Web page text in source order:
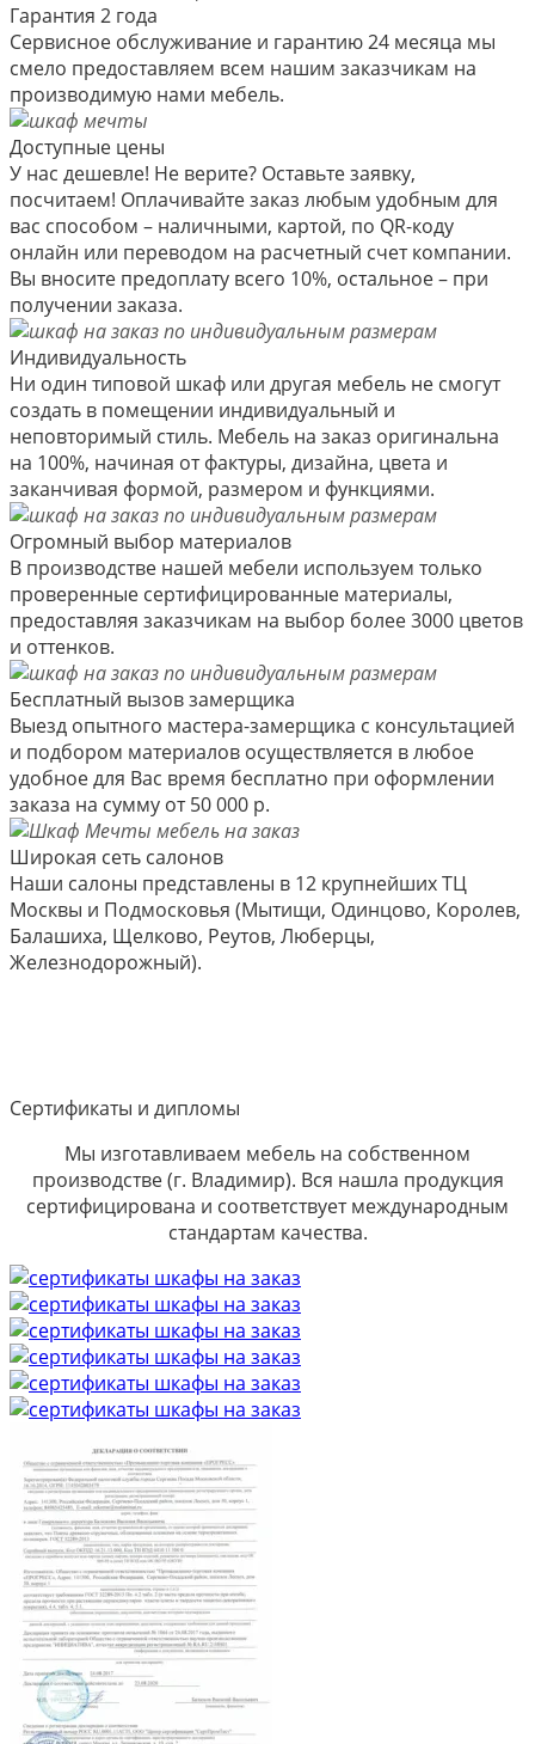
Гарантия 2 года
Сервисное обслуживание и гарантию 24 месяца мы
смело предоставляем всем нашим заказчикам на
производимую нами мебель.
Доступные цены
У нас дешевле! Не верите? Оставьте заявку,
посчитаем! Оплачивайте заказ любым удобным для
вас способом – наличными, картой, по QR-коду
онлайн или переводом на расчетный счет компании.
Вы вносите предоплату всего 10%, остальное – при
получении заказа.
Индивидуальность
Ни один типовой шкаф или другая мебель не смогут
создать в помещении индивидуальный и
неповторимый стиль. Мебель на заказ оригинальна
на 100%, начиная от фактуры, дизайна, цвета и
заканчивая формой, размером и функциями.
Огромный выбор материалов
В производстве нашей мебели используем только
проверенные сертифицированные материалы,
предоставляя заказчикам на выбор более 3000 цветов
и оттенков.
Бесплатный вызов замерщика
Выезд опытного мастера-замерщика с консультацией
и подбором материалов осуществляется в любое
удобное для Вас время бесплатно при оформлении
заказа на сумму от 50 000 р.
Широкая сеть салонов
Наши салоны представлены в 12 крупнейших ТЦ
Москвы и Подмосковья (Мытищи, Одинцово, Королев,
Балашиха, Щелково, Реутов, Люберцы,
Железнодорожный).
Сертификаты и дипломы
Мы изготавливаем мебель на собственном
производстве (г. Владимир). Вся нашла продукция
сертифицирована и соответствует международным
стандартам качества.